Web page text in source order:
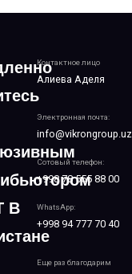
Контактное лицо
Алиева Аделя
Электронная почта:
info@vikrongroup.uz
Сотовый телефон:
+998 78 555 88 00
WhatsApp:
+998 94 777 70 40
Еще раз благодарим
В